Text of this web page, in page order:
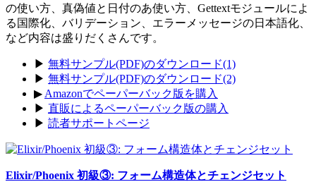
の使い方、真偽値と日付のあ使い方、Gettextモジュールによ
る国際化、バリデーション、エラーメッセージの日本語化、
など内容は盛りだくさんです。
▶ 無料サンプル(PDF)のダウンロード(1)
▶ 無料サンプル(PDF)のダウンロード(2)
▶ Amazonでペーパーバック版を購入
▶ 直販によるペーパーバック版の購入
▶ 読者サポートページ
Elixir/Phoenix 初級③: フォーム構造体とチェンジセット